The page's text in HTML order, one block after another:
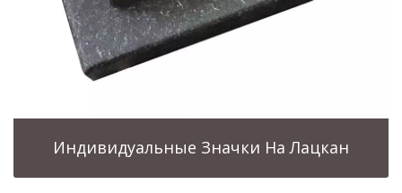
Индивидуальные Значки На Лацкан